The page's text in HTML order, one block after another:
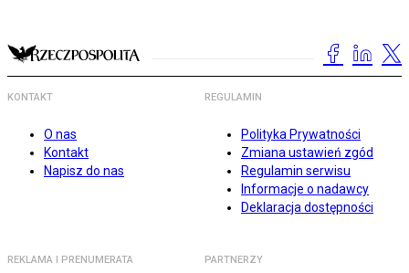
KONTAKT
O nas
Kontakt
Napisz do nas
REGULAMIN
Polityka Prywatności
Zmiana ustawień zgód
Regulamin serwisu
Informacje o nadawcy
Deklaracja dostępności
REKLAMA I PRENUMERATA PARTNERZY